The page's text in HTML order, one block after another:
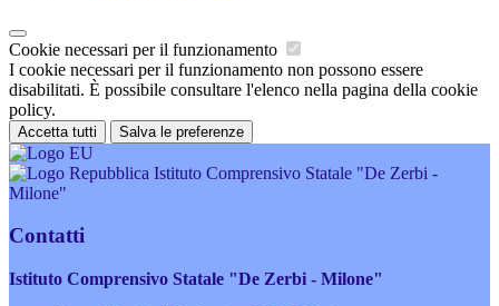
Cookie necessari per il funzionamento
I cookie necessari per il funzionamento non possono essere
disabilitati. È possibile consultare l'elenco nella pagina della cookie
policy.
Accetta tutti Salva le preferenze
Istituto Comprensivo Statale "De Zerbi -
Milone"
Contatti
Istituto Comprensivo Statale "De Zerbi - Milone"